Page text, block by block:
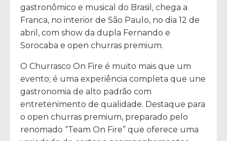
gastronômico e musical do Brasil, chega a
Franca, no interior de São Paulo, no dia 12 de
abril, com show da dupla Fernando e
Sorocaba e open churras premium.
O Churrasco On Fire é muito mais que um
evento; é uma experiência completa que une
gastronomia de alto padrão com
entretenimento de qualidade. Destaque para
o open churras premium, preparado pelo
renomado “Team On Fire” que oferece uma